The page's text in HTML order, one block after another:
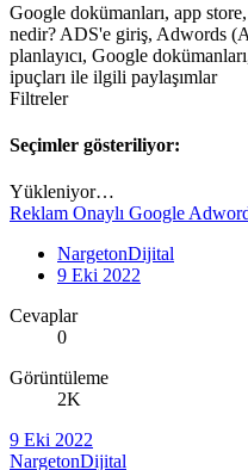
Google dokümanları, app
nedir? ADS'e giriş, Adwords
planlayıcı, Google
ipuçları ile ilgili paylaşımlar
Filtreler
Seçimler gösteriliyor:
Yükleniyor…
Reklam Onaylı Google
NargetonDijital
9 Eki 2022
Cevaplar
0
Görüntüleme
2K
9 Eki 2022
NargetonDijital